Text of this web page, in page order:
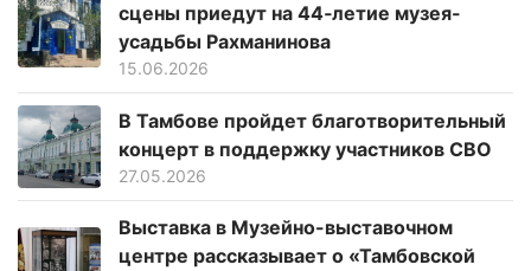
сцены приедут на 44‑летие музея-
усадьбы Рахманинова
15.06.2026
В Тамбове пройдет благотворительный
концерт в поддержку участников СВО
27.05.2026
Выставка в Музейно-выставочном
центре рассказывает о «Тамбовской